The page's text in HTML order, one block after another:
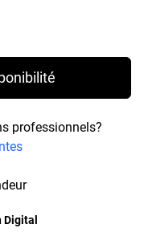
€
professionnels?